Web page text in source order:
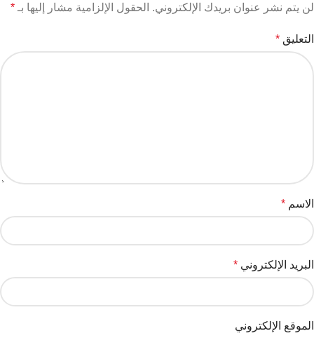
لن يتم نشر عنوان بريدك الإلكتروني. الحقول الإلزامية مشار إليها بـ *
التعليق *
الاسم *
البريد الإلكتروني *
الموقع الإلكتروني